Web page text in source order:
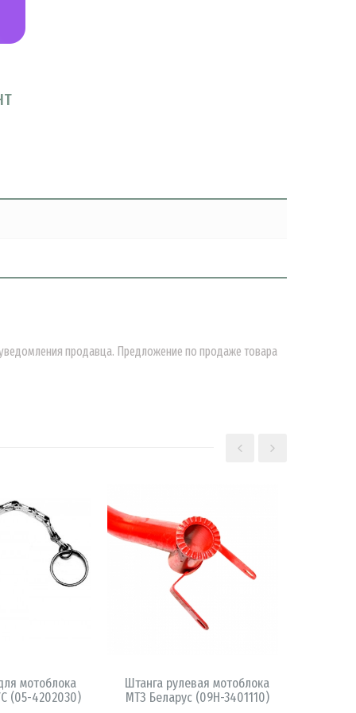
уведомления продавца. Предложение по продаже товара
мотоблока
(05-4202030)
Штанга рулевая мотоблока
МТЗ Беларус (09Н-3401110)